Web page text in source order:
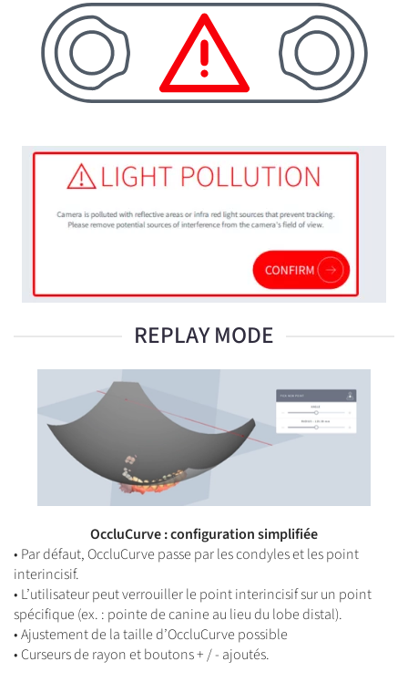
REPLAY MODE
OccluCurve : configuration simplifiée
• Par défaut, OccluCurve passe par les condyles et les point
interincisif.
• L’utilisateur peut verrouiller le point interincisif sur un point
spécifique (ex. : pointe de canine au lieu du lobe distal).
• Ajustement de la taille d’OccluCurve possible
• Curseurs de rayon et boutons + / - ajoutés.